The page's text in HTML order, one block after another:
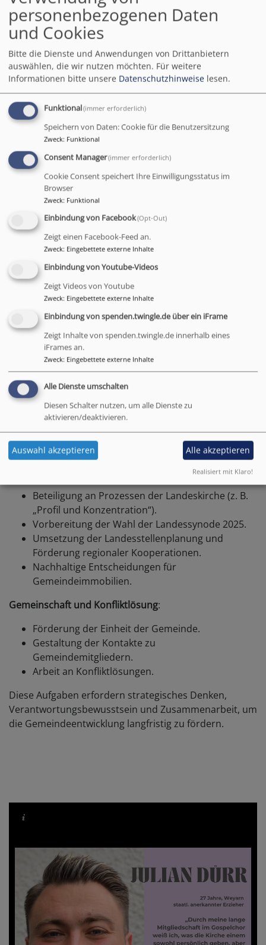
Die Aufgaben des Kirchenvorstands
umfassen
Gemeindeentwicklung
Strategische Ausrichtung der Gemeinde (Profil,
Schwerpunkte, Kooperationen).
Personalentscheidungen, z. B. bei
Pfarrstellenbesetzungen und
Mitarbeitereinstellungen.
Gottesdienste und Glaubensleben
Festlegen der Rahmenbedingungen für
Gottesdienste.
Förderung des christlichen Glaubens und der
Gemeinschaft in der Gemeinde.
Verantwortung für die evangelische Lehre und die
Umsetzung kirchlicher Lebensordnungen.
Gewinnung und Motivation ehrenamtlicher
Mitarbeitender.
Verwaltung und Finanzen
Verantwortung für Gemeindeeigentum (Gebäude,
Kindertagesstätten, diakonische Einrichtungen).
Vermögensverwaltung, Haushaltsplanung und
Kirchgeld.
Erlass von Satzungen (z. B. für Friedhöfe) und
Verwaltung von Kollekten.
Beteiligung an Prozessen der Landeskirche (z. B.
„Profil und Konzentration“).
Vorbereitung der Wahl der Landessynode 2025.
Umsetzung der Landesstellenplanung und
Förderung regionaler Kooperationen.
Nachhaltige Entscheidungen für
Gemeindeimmobilien.
Gemeinschaft und Konfliktlösung:
Förderung der Einheit der Gemeinde.
Gestaltung der Kontakte zu
Gemeindemitgliedern.
Arbeit an Konfliktlösungen.
Diese Aufgaben erfordern strategisches Denken,
Verantwortungsbewusstsein und Zusammenarbeit, um
die Gemeindeentwicklung langfristig zu fördern.
personenbezogenen Daten
und Cookies
Bitte die Dienste und Anwendungen von Drittanbietern
auswählen, die wir nutzen möchten. Für weitere
Informationen bitte unsere Datenschutzhinweise lesen.
Funktional(immer erforderlich)
Speichern von Daten: Cookie für die Benutzersitzung
Zweck: Funktional
Consent Manager(immer erforderlich)
Cookie Consent speichert Ihre Einwilligungsstatus im
Browser
Zweck: Funktional
Einbindung von Facebook(Opt-Out)
Zeigt einen Facebook-Feed an.
Zweck: Eingebettete externe Inhalte
Einbindung von Youtube-Videos
Zeigt Videos von Youtube
Zweck: Eingebettete externe Inhalte
Einbindung von spenden.twingle.de über ein iFrame
Zeigt Inhalte von spenden.twingle.de innerhalb eines
iFrames an.
Zweck: Eingebettete externe Inhalte
Alle Dienste umschalten
Diesen Schalter nutzen, um alle Dienste zu
aktivieren/deaktivieren.
Auswahl akzeptieren Alle akzeptieren
Realisiert mit Klaro!